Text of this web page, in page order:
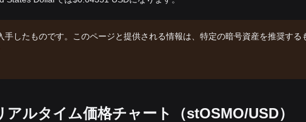
したものです。このページと提供される情報は、特定の暗号資産を推奨す
ルタイム価格チャート（stOSMO/USD）